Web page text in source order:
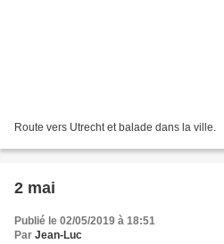
Route vers Utrecht et balade dans la ville.
2 mai
Publié le 02/05/2019 à 18:51
Par Jean-Luc